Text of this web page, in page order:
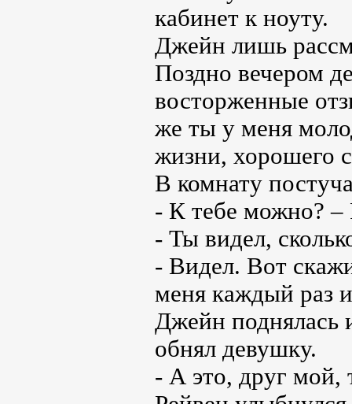
кабинет к ноуту.
Джейн лишь
Поздно вечером
восторженные
же ты у меня
жизни, хорошего
В комнату
- К тебе можно? –
- Ты видел,
- Видел. Вот
меня каждый раз и
Джейн поднялась
обнял девушку.
- А это, друг мой,